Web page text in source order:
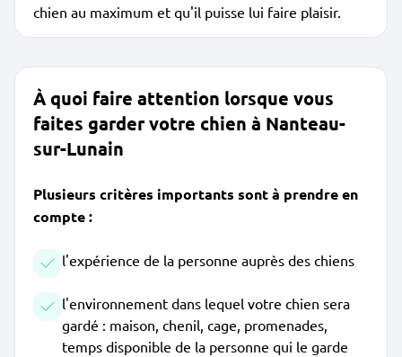
chien au maximum et qu'il puisse lui faire plaisir.
À quoi faire attention lorsque vous
faites garder votre chien à Nanteau-
sur-Lunain
Plusieurs critères importants sont à prendre en
compte :
l'expérience de la personne auprès des chiens
l'environnement dans lequel votre chien sera
gardé : maison, chenil, cage, promenades,
temps disponible de la personne qui le garde